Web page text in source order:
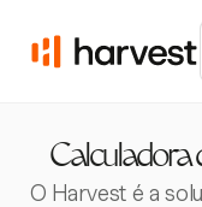
Calculadora
O Harvest é a